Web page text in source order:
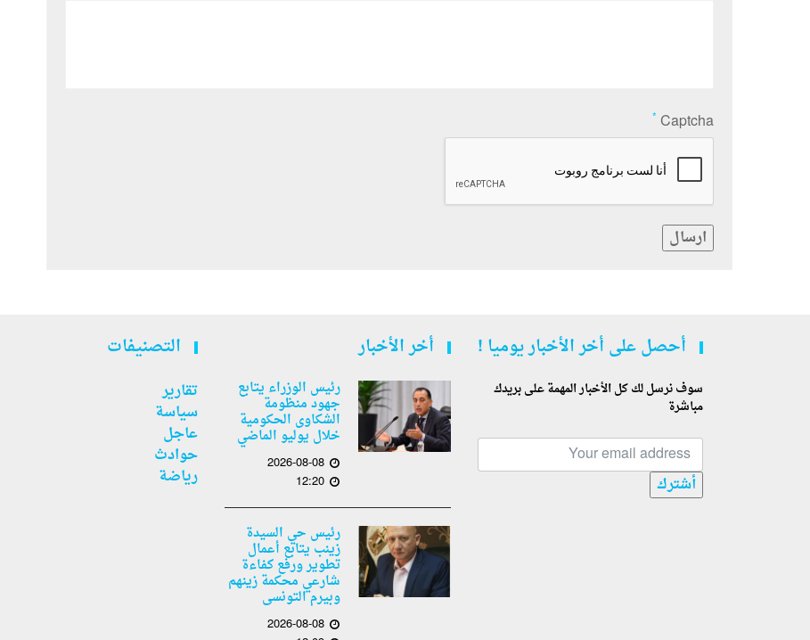
Captcha
*
ارسال
أحصل على أخر الأخبار يوميا !
سوف نرسل لك كل الأخبار المهمة على بريدك
مباشرة
أشترك
أخر الأخبار
رئيس الوزراء يتابع
جهود منظومة
الشكاوى الحكومية
خلال يوليو الماضي
2026-08-08
12:20
رئيس حي السيدة
زينب يتابع أعمال
تطوير ورفع كفاءة
شارعي محكمة زينهم
وبيرم التونسى
2026-08-08
التصنيفات
تقارير
سياسة
عاجل
حوادث
رياضة